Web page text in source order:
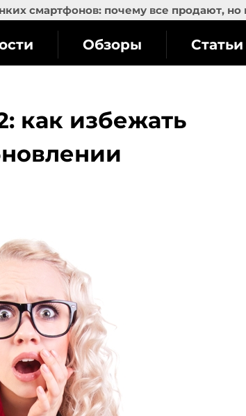
смартфонов: почему все продают, но
Обзоры Статьи
как избежать